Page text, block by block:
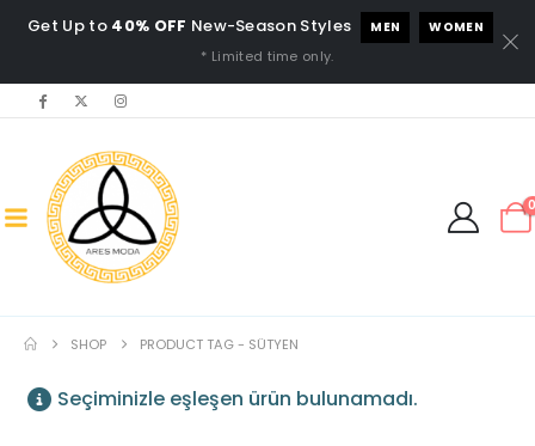
Get Up to 40% OFF New-Season Styles MEN WOMEN
* Limited time only.
SHOP PRODUCT TAG - SÜTYEN
Seçiminizle eşleşen ürün bulunamadı.